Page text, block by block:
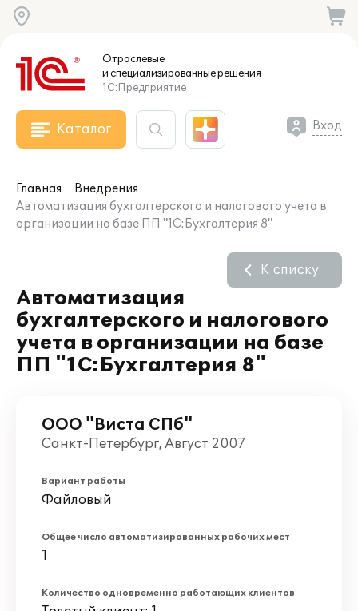
Отраслевые
и специализированныерешения
1С:Предприятие
Каталог Вход
Главная
Внедрения
Автоматизация бухгалтерского и налогового учета в
организации на базе ПП "1С:Бухгалтерия 8"
Автоматизация
бухгалтерского и налогового
учета в организации на базе
ПП "1С:Бухгалтерия 8"
К списку
ООО "Виста СПб"
Санкт-Петербург, Август 2007
Вариант работы
Файловый
Общее число автоматизированных рабочих мест
1
Количество одновременно работающих клиентов